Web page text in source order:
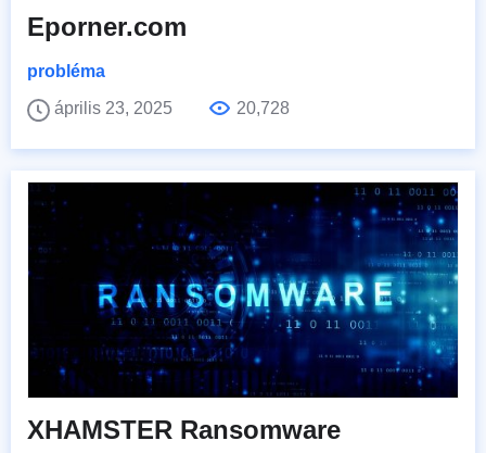
Eporner.com
probléma
április 23, 2025
20,728
XHAMSTER Ransomware